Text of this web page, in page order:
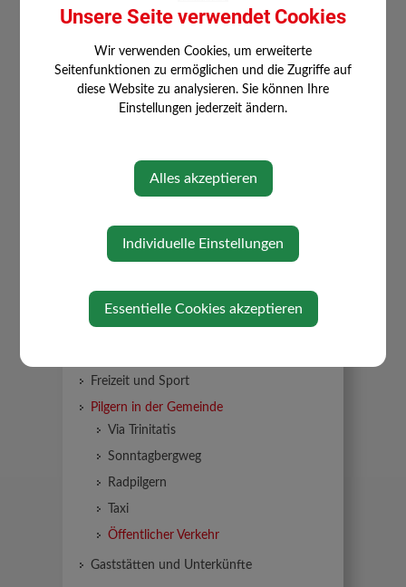
TOURISMUS
Freizeit und Sport
Pilgern in der Gemeinde
Via Trinitatis
Sonntagbergweg
Radpilgern
Taxi
Öffentlicher Verkehr
Gaststätten und Unterkünfte
Unsere Seite verwendet Cookies
Wir verwenden Cookies, um erweiterte
Seitenfunktionen zu ermöglichen und die Zugriffe auf
diese Website zu analysieren. Sie können Ihre
Einstellungen jederzeit ändern.
Alles akzeptieren
Individuelle Einstellungen
Essentielle Cookies akzeptieren